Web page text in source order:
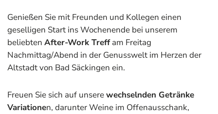
Genießen Sie mit Freunden und Kollegen einen
geselligen Start ins Wochenende bei unserem
beliebten After-Work Treffam Freitag
Nachmittag/Abend in der Genusswelt im Herzen der
Altstadt von Bad Säckingen ein.
Freuen Sie sich auf unserewechselnden Getränke
Variationen, darunter Weine im Offenausschank,